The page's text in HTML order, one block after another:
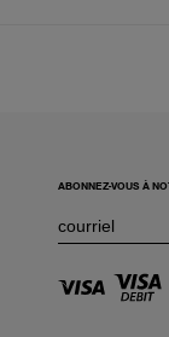
ABONNEZ-VOUS À